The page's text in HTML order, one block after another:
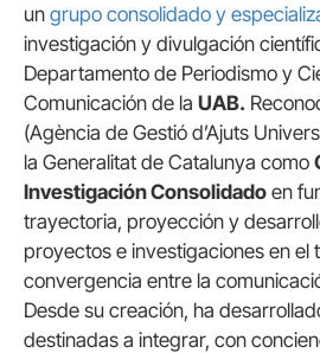
un grupo consolidado y
investigación y divulgación
Departamento de Periodismo y
Comunicación de la UAB.
(Agència de Gestió d’Ajuts
la Generalitat de Catalunya como
Investigación Consolidado en
trayectoria, proyección y
proyectos e investigaciones en el
convergencia entre la
Desde su creación, ha
destinadas a integrar, con